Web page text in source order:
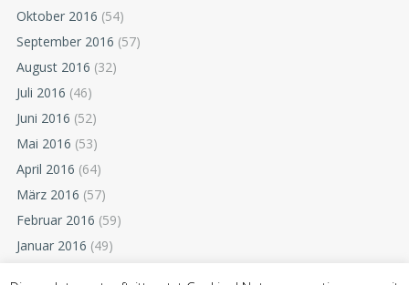
Oktober 2016 (54)
September 2016 (57)
August 2016 (32)
Juli 2016 (46)
Juni 2016 (52)
Mai 2016 (53)
April 2016 (64)
März 2016 (57)
Februar 2016 (59)
Januar 2016 (49)